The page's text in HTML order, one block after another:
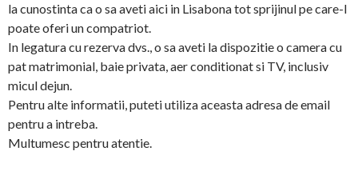
la cunostinta ca o sa aveti aici in Lisabona tot sprijinul pe care-l
poate oferi un compatriot.
In legatura cu rezerva dvs., o sa aveti la dispozitie o camera cu
pat matrimonial, baie privata, aer conditionat si TV, inclusiv
micul dejun.
Pentru alte informatii, puteti utiliza aceasta adresa de email
pentru a intreba.
Multumesc pentru atentie.